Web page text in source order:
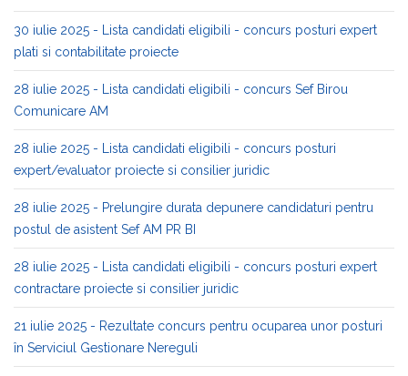
30 iulie 2025 - Lista candidati eligibili - concurs posturi expert
plati si contabilitate proiecte
28 iulie 2025 - Lista candidati eligibili - concurs Sef Birou
Comunicare AM
28 iulie 2025 - Lista candidati eligibili - concurs posturi
expert/evaluator proiecte si consilier juridic
28 iulie 2025 - Prelungire durata depunere candidaturi pentru
postul de asistent Sef AM PR BI
28 iulie 2025 - Lista candidati eligibili - concurs posturi expert
contractare proiecte si consilier juridic
21 iulie 2025 - Rezultate concurs pentru ocuparea unor posturi
în Serviciul Gestionare Nereguli